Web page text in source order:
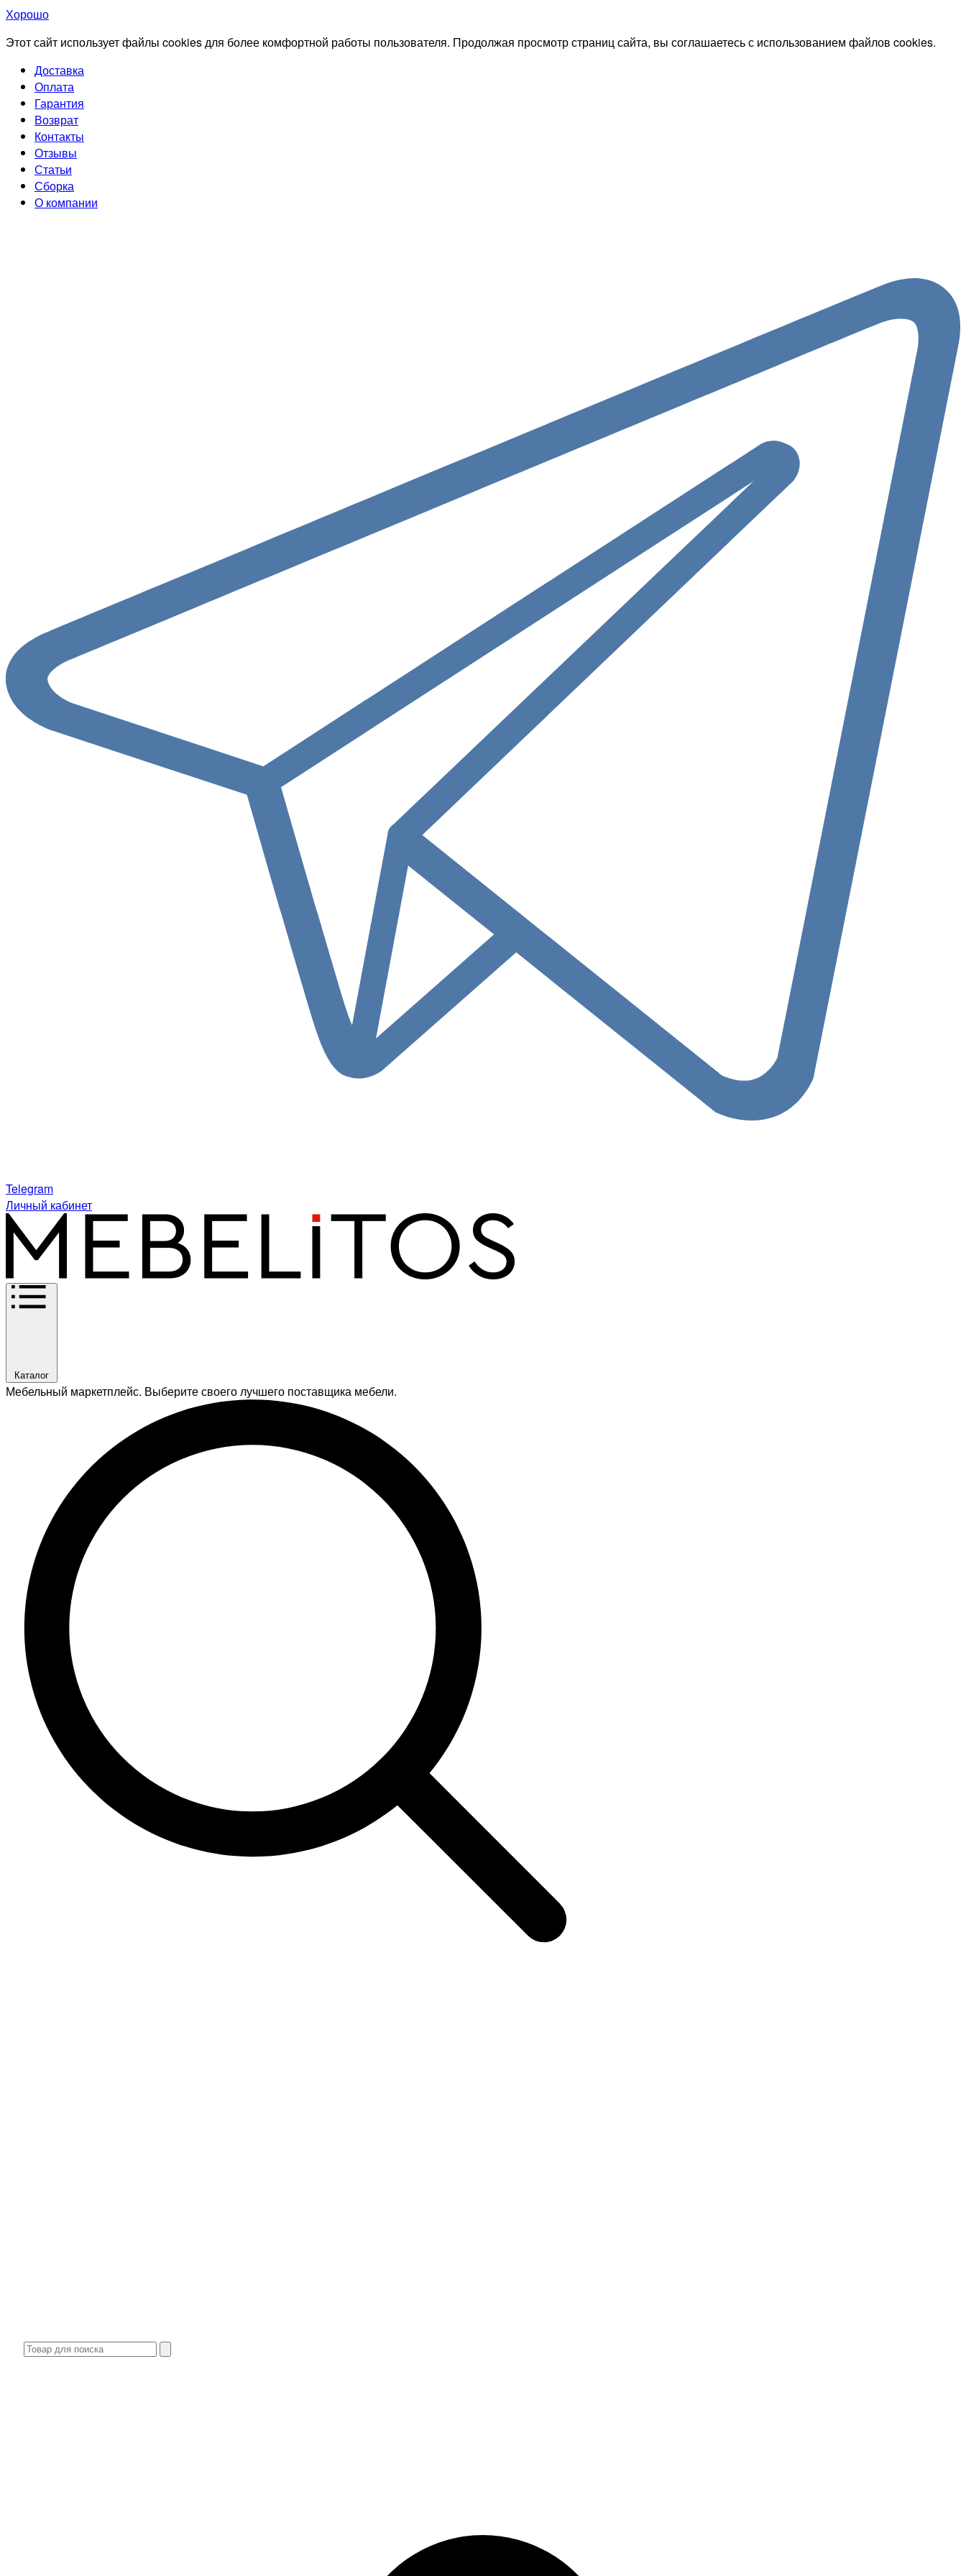
Хорошо
Этот сайт использует файлы cookies для более комфортной работы пользователя. Продолжая просмотр страниц сайта, вы соглашаетесь с использованием файлов cookies.
Доставка
Оплата
Гарантия
Возврат
Контакты
Отзывы
Статьи
Сборка
О компании
Telegram
Личный кабинет
Каталог
Мебельный маркетплейс. Выберите своего лучшего поставщика мебели.